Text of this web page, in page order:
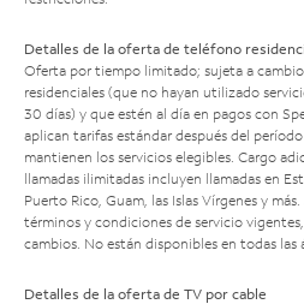
Detalles de la oferta de teléfono
Oferta por tiempo limitado; sujeta a
residenciales (que no hayan utilizado
30 días) y que estén al día en pagos con
aplican tarifas estándar después del
mantienen los servicios elegibles. Cargo
llamadas ilimitadas incluyen llamadas en
Puerto Rico, Guam, las Islas Vírgenes y
términos y condiciones de servicio
cambios. No están disponibles en todas las
Detalles de la oferta de TV por cable